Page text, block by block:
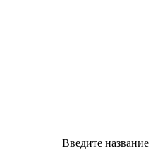
Введите название